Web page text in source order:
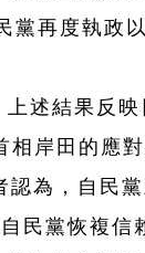
黨再度執政
述結果反映
相岸田的應
認為，自民
民黨恢複信